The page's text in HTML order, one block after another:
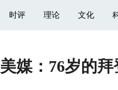
时评 理论 文化
美媒：76岁的